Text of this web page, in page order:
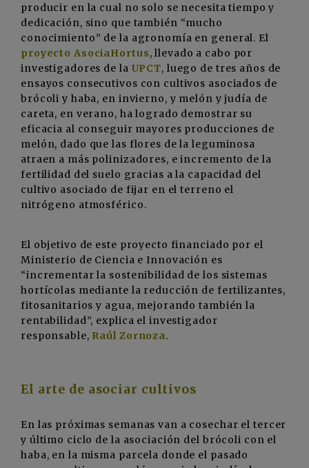
producir en la cual no solo se necesita tiempo y
dedicación, sino que también “mucho
conocimiento” de la agronomía en general. El
proyecto AsociaHortus, llevado a cabo por
investigadores de la UPCT, luego de tres años de
ensayos consecutivos con cultivos asociados de
brócoli y haba, en invierno, y melón y judía de
careta, en verano, ha logrado demostrar su
eficacia al conseguir mayores producciones de
melón, dado que las flores de la leguminosa
atraen a más polinizadores, e incremento de la
fertilidad del suelo gracias a la capacidad del
cultivo asociado de fijar en el terreno el
nitrógeno atmosférico.
El objetivo de este proyecto financiado por el
Ministerio de Ciencia e Innovación es
“incrementar la sostenibilidad de los sistemas
hortícolas mediante la reducción de fertilizantes,
fitosanitarios y agua, mejorando también la
rentabilidad”, explica el investigador
responsable, Raúl Zornoza.
El arte de asociar cultivos
En las próximas semanas van a cosechar el tercer
y último ciclo de la asociación del brócoli con el
haba, en la misma parcela donde el pasado